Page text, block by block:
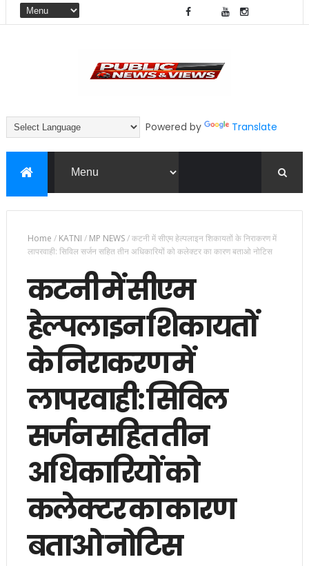
Powered by Translate
Home / KATNI / MP NEWS/कटनी में सीएम हेल्पलाइन शिकायतों के निराकरण में
लापरवाही: सिविल सर्जन सहित तीन अधिकारियों को कलेक्टर का कारण बताओ नोटिस
कटनी में सीएम
हेल्पलाइन शिकायतों
के निराकरण में
लापरवाही: सिविल
सर्जन सहित तीन
अधिकारियों को
कलेक्टर का कारण
बताओ नोटिस